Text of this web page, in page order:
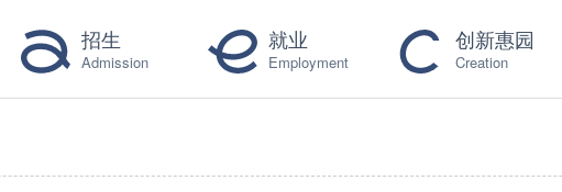
招生
Admission
就业
Employment
创新惠园
Creation